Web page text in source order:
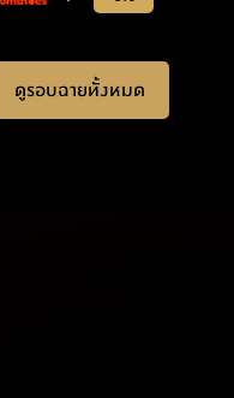
ดูรอบฉายทั้งหมด